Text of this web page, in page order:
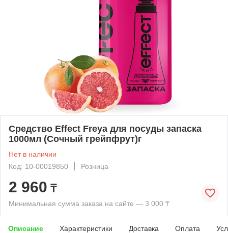
Средство Effect Freya для посуды запаска
1000мл (Сочный грейпфрут)г
Нет в наличии
Код: 10-00019850
Розница
2 960 ₸
Минимальная сумма заказа на сайте — 3 000 ₸
Описание Характеристики Доставка Оплата